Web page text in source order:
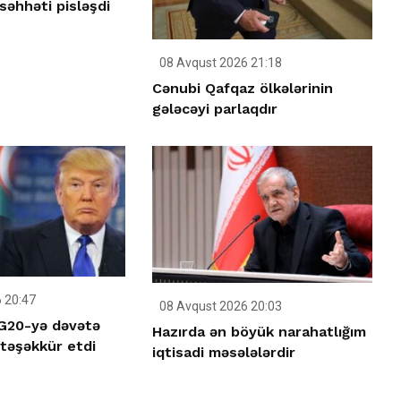
pisləşdi
08 Avqust 2026 21:18
Cənubi Qafqaz ölkələrinin
gələcəyi parlaqdır
20:47
yə dəvətə
etdi
08 Avqust 2026 20:03
Hazırda ən böyük narahatlığım
iqtisadi məsələlərdir